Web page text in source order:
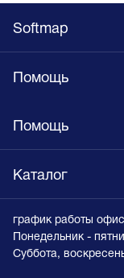
Softmap
Помощь
Помощь
Каталог
график работы
Понедельник -
Суббота,